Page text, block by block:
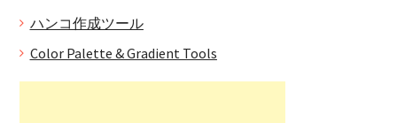
ハンコ作成ツール
Color Palette & Gradient Tools